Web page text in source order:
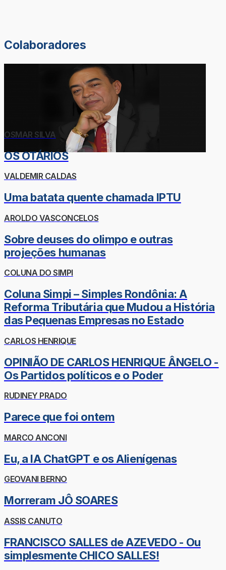
Colaboradores
OSMAR SILVA
OS OTÁRIOS
VALDEMIR CALDAS
Uma batata quente chamada IPTU
AROLDO VASCONCELOS
Sobre deuses do olimpo e outras
projeções humanas
COLUNA DO SIMPI
Coluna Simpi – Simples Rondônia: A
Reforma Tributária que Mudou a História
das Pequenas Empresas no Estado
CARLOS HENRIQUE
OPINIÃO DE CARLOS HENRIQUE ÂNGELO -
Os Partidos políticos e o Poder
RUDINEY PRADO
Parece que foi ontem
MARCO ANCONI
Eu, a IA ChatGPT e os Alienígenas
GEOVANI BERNO
Morreram JÔ SOARES
ASSIS CANUTO
FRANCISCO SALLES de AZEVEDO - Ou
simplesmente CHICO SALLES!